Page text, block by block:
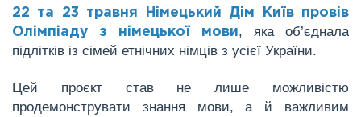
22 та 23 травня Німецький Дім Київ провів
Олімпіаду з німецької мови, яка об’єднала
підлітків із сімей етнічних німців з усієї України.
Цей проєкт став не лише можливістю
продемонструвати знання мови, а й важливим